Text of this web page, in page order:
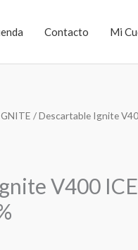
Contacto Mi
/ Descartable Ignite
V400